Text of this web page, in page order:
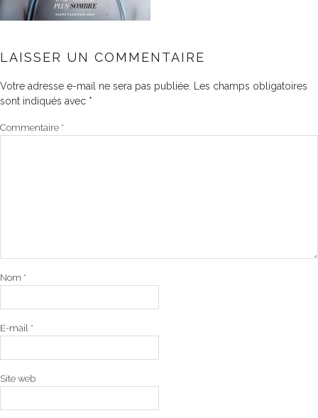
LAISSER UN COMMENTAIRE
Votre adresse e-mail ne sera pas publiée.
Les champs obligatoires
sont indiqués avec *
Commentaire *
Nom *
E-mail *
Site web